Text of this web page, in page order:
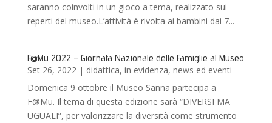
saranno coinvolti in un gioco a tema, realizzato sui
reperti del museo.L’attività è rivolta ai bambini dai 7...
F@Mu 2022 – Giornata Nazionale delle Famiglie al Museo
Set 26, 2022| didattica, in evidenza, news ed eventi
Domenica 9 ottobre il Museo Sanna partecipa a
F@Mu. Il tema di questa edizione sarà “DIVERSI MA
UGUALI”, per valorizzare la diversità come strumento